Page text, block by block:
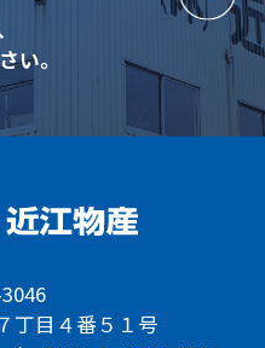
い。
丁目４番５１号